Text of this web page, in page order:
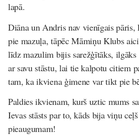
lapā.
Diāna un Andris nav vienīgais
pie mazuļa, tāpēc Māmiņu Klubs
līdz mazulim bijis sarežģītāks,
ar savu stāstu, lai tie kalpotu citiem
tam, ka ikviena ģimene var tikt pie
Paldies ikvienam, kurš uztic mums
Ievas stāsts par to, kāds bija viņu
pieaugumam!